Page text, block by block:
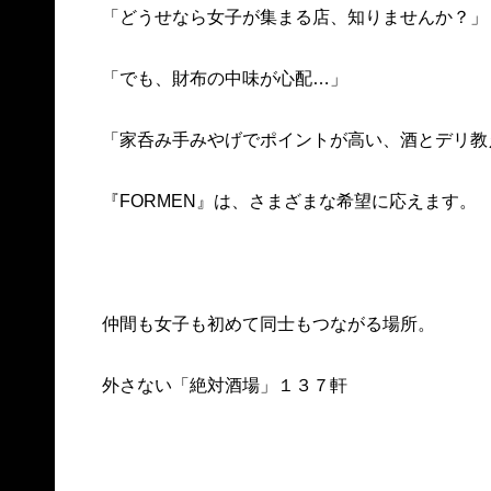
「どうせなら女子が集まる店、知りませんか？」
「でも、財布の中味が心配…」
「家呑み手みやげでポイントが高い、酒とデリ
『FORMEN』は、さまざまな希望に応えます。
仲間も女子も初めて同士もつながる場所。
外さない「絶対酒場」１３７軒